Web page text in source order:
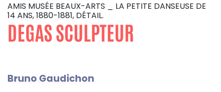
AMIS MUSÉE BEAUX-ARTS _ LA PETITE DANSEUSE DE
14 ANS, 1880-1881, DÉTAIL.
DEGAS SCULPTEUR
Bruno Gaudichon